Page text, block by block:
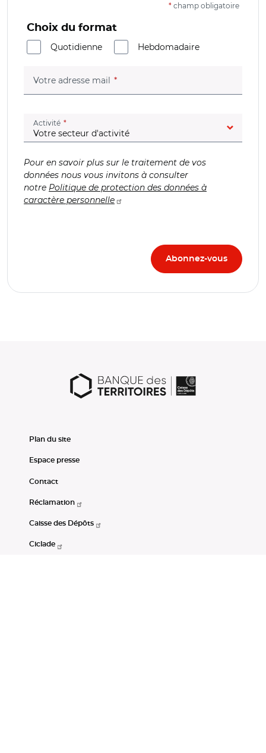
* champ obligatoire
Choix du format
Quotidienne
Hebdomadaire
Votre adresse mail (champ obligatoire)
Activité (champ obligatoire)
Pour en savoir plus sur le traitement de vos
données nous vous invitons à consulter
notre Politique de protection des données à
caractère personnelle
Plan du site
Espace presse
Contact
Réclamation
Caisse des Dépôts
Ciclade